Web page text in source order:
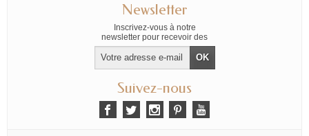
Newsletter
Inscrivez-vous à notre
newsletter pour recevoir des
offres exclusives
Suivez-nous